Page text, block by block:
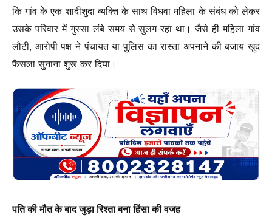
कि गांव के एक शादीशुदा व्यक्ति के साथ विधवा महिला के संबंध को लेकर
उसके परिवार में गुस्सा लंबे समय से सुलग रहा था। जैसे ही महिला गांव
लौटी, आरोपी पक्ष ने पंचायत या पुलिस का रास्ता अपनाने की बजाय खुद
फैसला सुनाना शुरू कर दिया।
पति की मौत के बाद जुड़ा रिश्ता बना हिंसा की वजह